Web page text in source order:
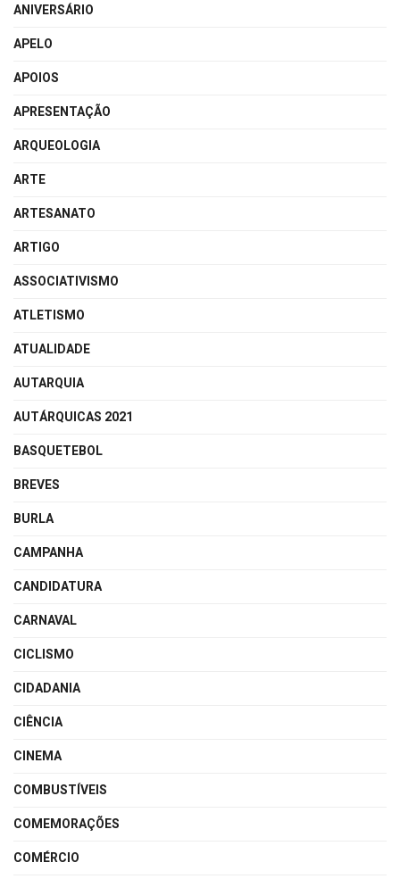
ANIVERSÁRIO
APELO
APOIOS
APRESENTAÇÃO
ARQUEOLOGIA
ARTE
ARTESANATO
ARTIGO
ASSOCIATIVISMO
ATLETISMO
ATUALIDADE
AUTARQUIA
AUTÁRQUICAS 2021
BASQUETEBOL
BREVES
BURLA
CAMPANHA
CANDIDATURA
CARNAVAL
CICLISMO
CIDADANIA
CIÊNCIA
CINEMA
COMBUSTÍVEIS
COMEMORAÇÕES
COMÉRCIO